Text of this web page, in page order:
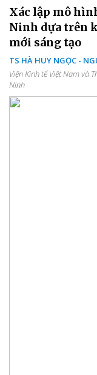
Xác lập mô
Ninh dựa trên
mới sáng tạo
TS HÀ HUY NGỌC -
Viện Kinh tế Việt Nam và Thế giới - Sở Khoa học và Công
Ninh